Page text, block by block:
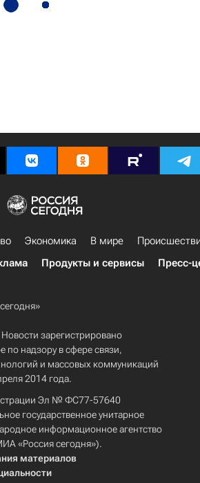
Экономика В мире
Продукты и сервисы Пресс-
зарегистрировано
по надзору в сфере связи,
и массовых коммуникаций
2014 года.
Эл № ФС77-57640
государственное унитарное
информационное агентство
«Россия сегодня»).
материалов